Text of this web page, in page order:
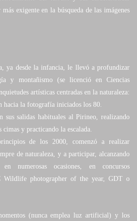
exigente en la búsqueda de las imágenes
ya desde la infancia, le llevó a profundizar
y montañismo (se licenció en Ciencias
artísticas centradas en la naturaleza:
hacia la fotografía iniciados los 80.
sus salidas habituales al Pirineo, realizando
cimas y practicando la escalada.
de los 2000, comenzó a realizar
de naturaleza, y a participar, alcanzando
numerosas ocasiones, en concursos
Wildlife photographer of the year, GDT o
(nunca emplea luz artificial) y los